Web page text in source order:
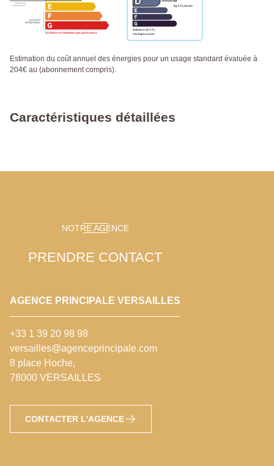
Estimation du coût annuel des énergies pour un usage standard évaluée à
204€ au (abonnement compris).
Caractéristiques détaillées
NOTRE AGENCE
PRENDRE CONTACT
AGENCE PRINCIPALE VERSAILLES
+33 1 39 20 98 98
versailles@agenceprincipale.com
8 place Hoche,
78000 VERSAILLES
CONTACTER L'AGENCE